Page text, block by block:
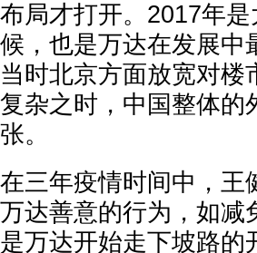
布局才打开。2017年
候，也是万达在发展中
当时北京方面放宽对楼
复杂之时，中国整体的
张。
在三年疫情时间中，王
万达善意的行为，如减
是万达开始走下坡路的